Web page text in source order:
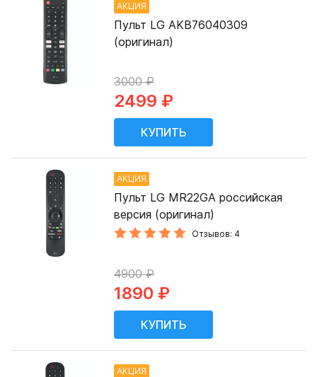
АКЦИЯ
Пульт LG AKB76040309
(оригинал)
3000 ₽
2499 ₽
АКЦИЯ
Пульт LG MR22GA российская
версия (оригинал)
Отзывов: 4
4900 ₽
1890 ₽
АКЦИЯ